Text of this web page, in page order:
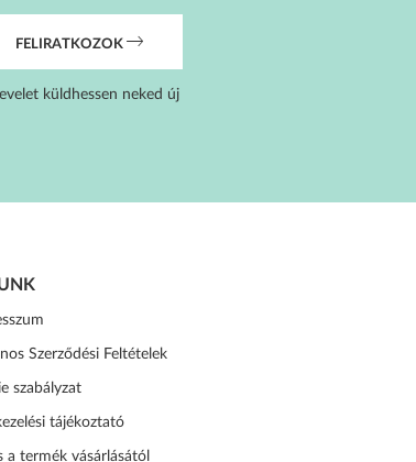
FELIRATKOZOK
küldhessen neked új
Szerződési Feltételek
szabályzat
tájékoztató
a termék vásárlásától